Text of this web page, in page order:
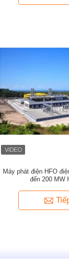
Máy phát điện HFO
đến 200 MW